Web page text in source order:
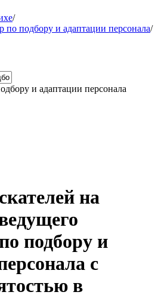
/
по подбору и адаптации персонала/
и адаптации персонала
на
подбору и
с
в